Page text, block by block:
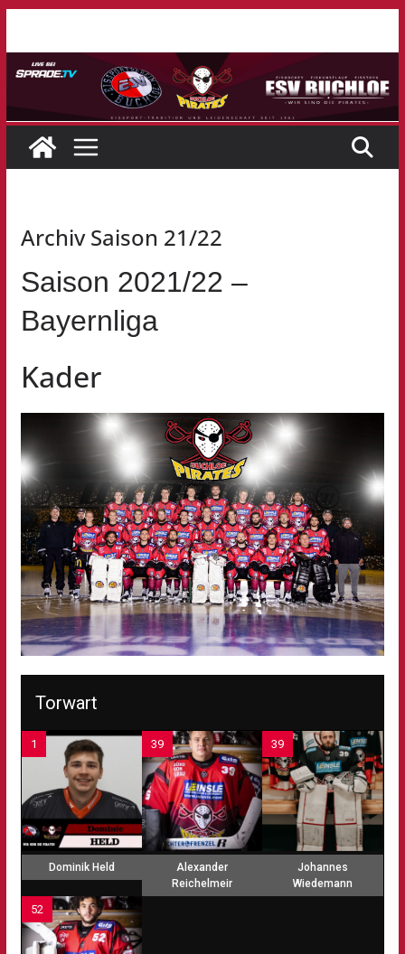
springen
Archiv Saison 21/22
Saison 2021/22 –
Bayernliga
Kader
Torwart
1
Dominik Held
39
Alexander
Reichelmeir
39
Johannes
Wiedemann
52